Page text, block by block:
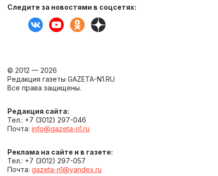
Следите за новостями в соцсетях:
© 2012 — 2026
Редакция газеты GAZETA-N1.RU
Все права защищены.
Редакция сайта:
Тел.: +7 (3012) 297-046
Почта: info@gazeta-n1.ru
Реклама на сайте и в газете:
Тел.: +7 (3012) 297-057
Почта: gazeta-n1@yandex.ru